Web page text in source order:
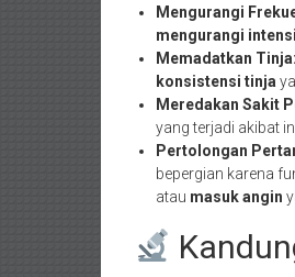
Mengurangi
mengurangi
Memadatkan Tinja:
konsistensi tinja
Meredakan Sakit
yang terjadi akibat
Pertolongan
bepergian karena
atau masuk angin